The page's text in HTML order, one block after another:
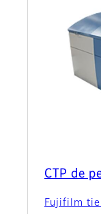
CTP de
Fujifilm